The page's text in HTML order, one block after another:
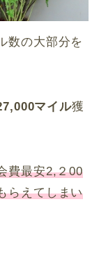
数の大部分を
マイル獲
費最安2,２00
らえてしまい